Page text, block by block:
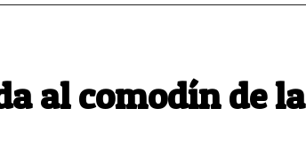
al comodín de la